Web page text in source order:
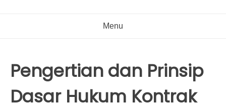
Menu
Pengertian dan Prinsip
Dasar Hukum Kontrak